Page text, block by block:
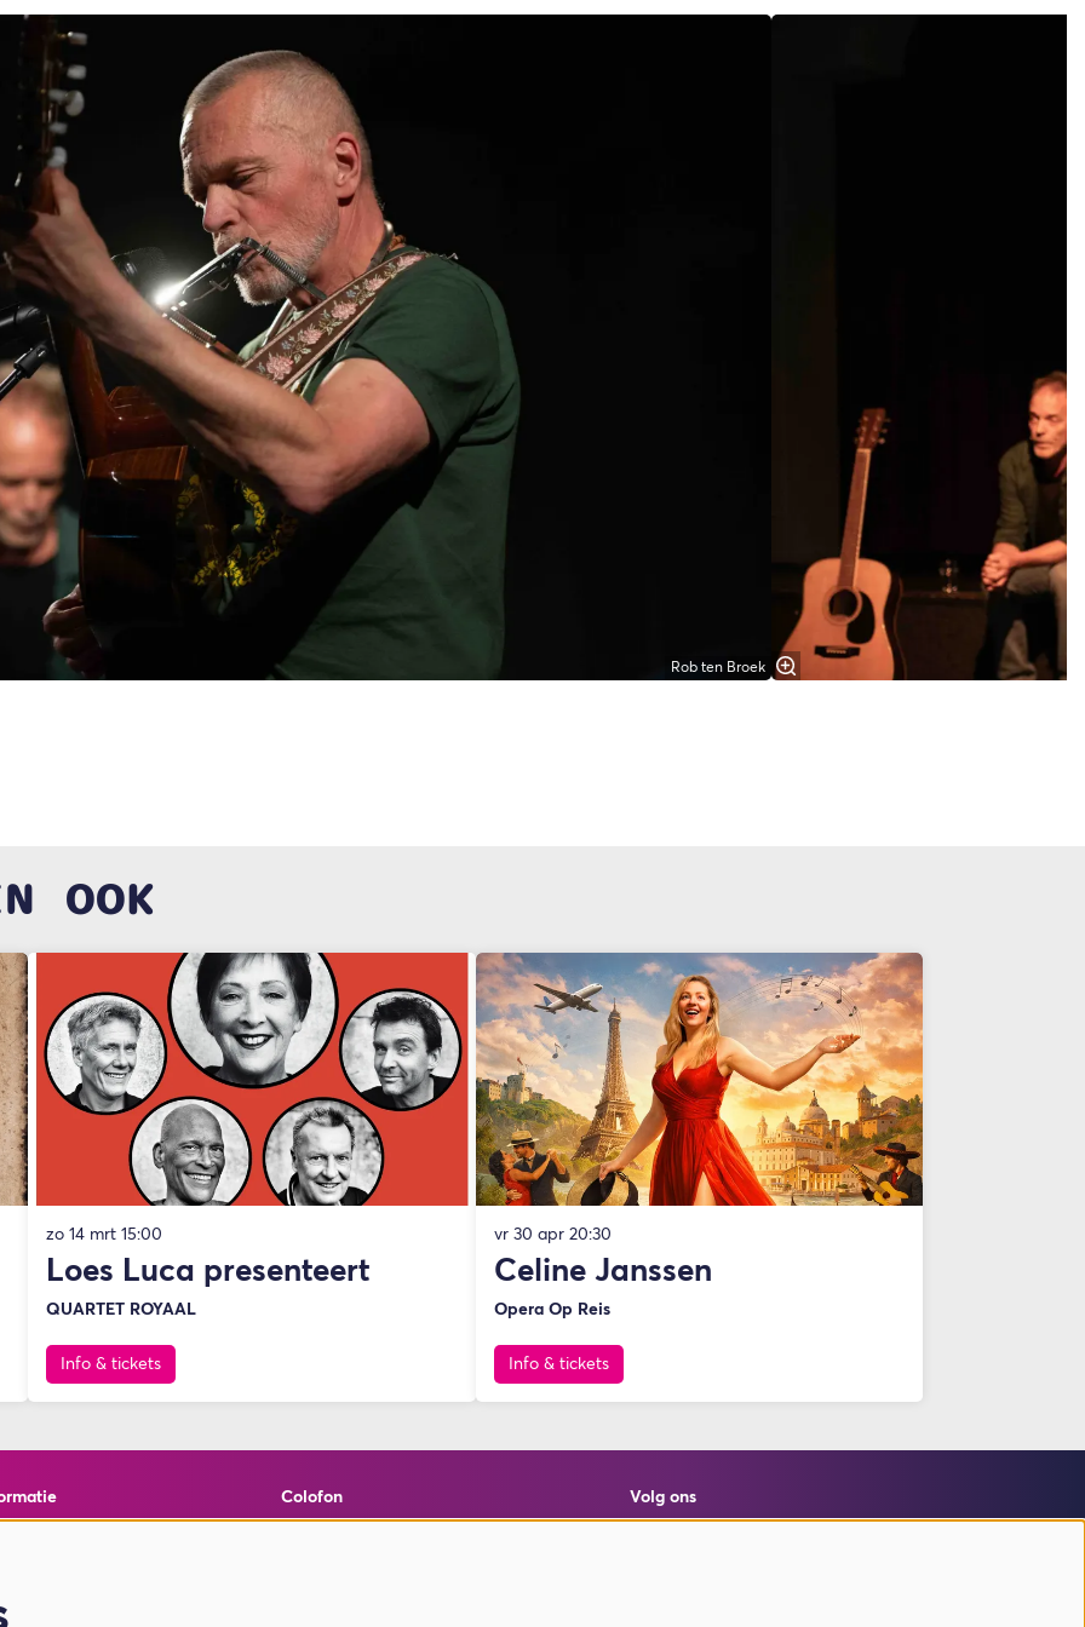
Rob ten Broek
OOK
Loes Luca presenteert
QUARTET ROYAAL
zo 14 mrt15:00
Info & tickets
Celine Janssen
Opera Op Reis
vr 30 apr 20:30
Info & tickets
Colofon Volg ons